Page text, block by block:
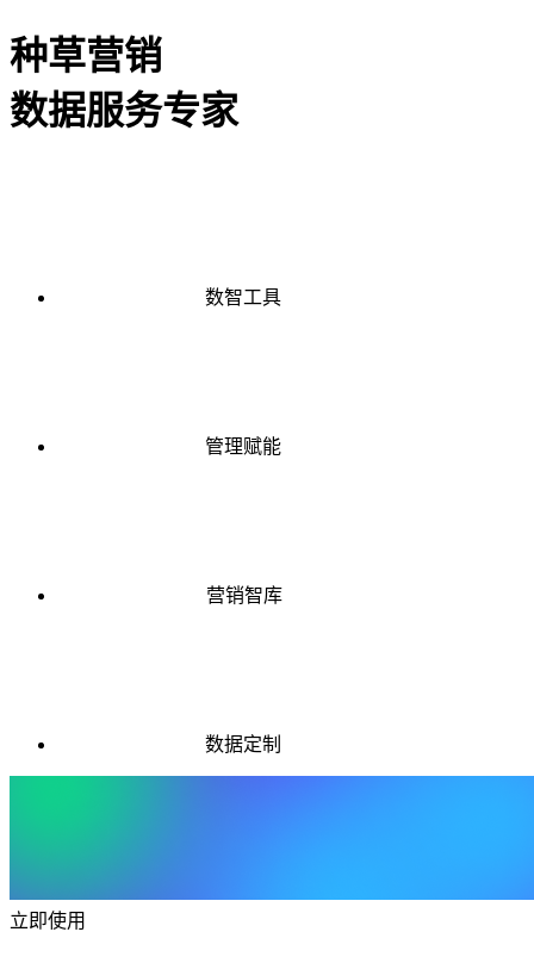
种草营销
数据服务专家
数智工具
管理赋能
营销智库
数据定制
立即使用